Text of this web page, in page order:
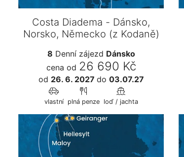
Costa Diadema - Dánsko,
Norsko, Německo (z Kodaně)
8 Denní zájezd Dánsko
cena od 26 690 Kč
od 26. 6. 2027 do 03.07.27
vlastní plná penze loď / jachta